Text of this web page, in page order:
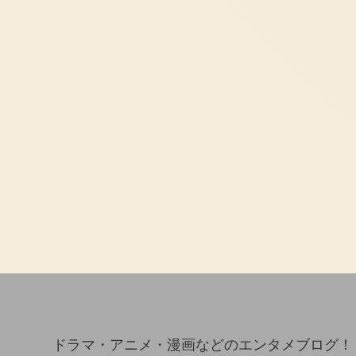
ドラマ・アニメ・漫画などのエンタメブログ！